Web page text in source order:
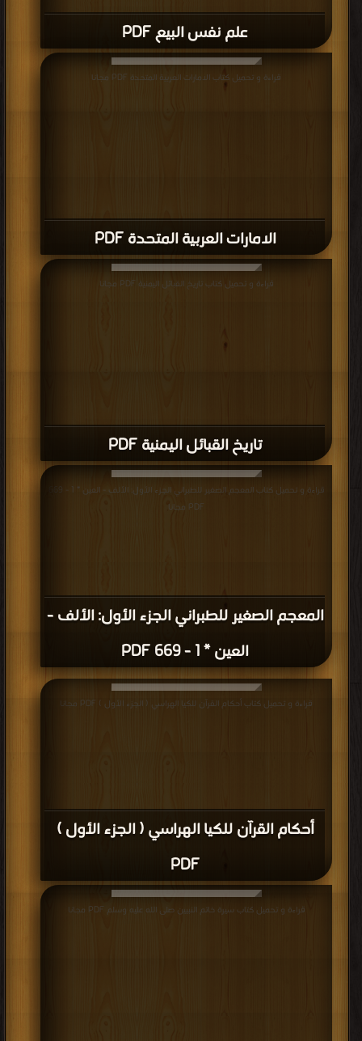
علم نفس البيع PDF
الامارات العربية المتحدة PDF
قراءة و تحميل كتاب الامارات العربية المتحدة PDF مجانا
تاريخ القبائل اليمنية PDF
قراءة و تحميل كتاب تاريخ القبائل اليمنية PDF مجانا
المعجم الصغير للطبراني الجزء الأول: الألف -
العين * 1 - 669 PDF
قراءة و تحميل كتاب المعجم الصغير للطبراني الجزء الأول: الألف - العين * 1 - 669
PDF مجانا
أحكام القرآن للكيا الهراسي ( الجزء الأول )
PDF
قراءة و تحميل كتاب أحكام القرآن للكيا الهراسي ( الجزء الأول ) PDF مجانا
قراءة و تحميل كتاب سيرة خاتم النبيين صلى الله عليه وسلم PDF مجانا